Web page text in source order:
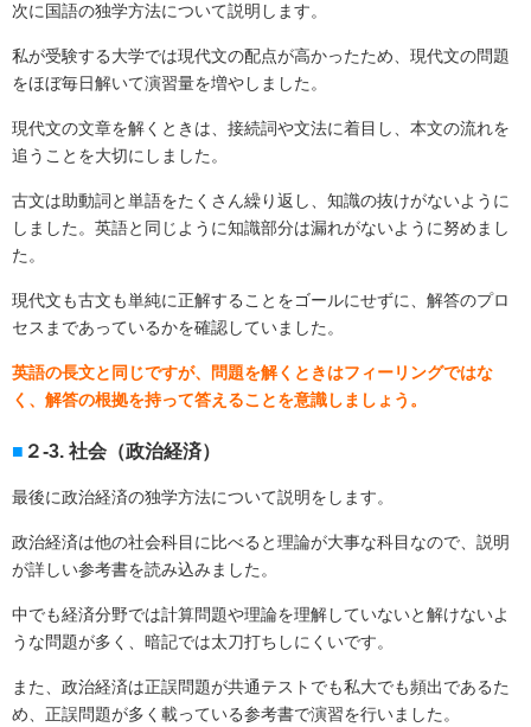
次に国語の独学方法について説明します。
私が受験する大学では現代文の配点が高かったため、現代文の問題
をほぼ毎日解いて演習量を増やしました。
現代文の文章を解くときは、接続詞や文法に着目し、本文の流れを
追うことを大切にしました。
古文は助動詞と単語をたくさん繰り返し、知識の抜けがないように
しました。英語と同じように知識部分は漏れがないように努めまし
た。
現代文も古文も単純に正解することをゴールにせずに、解答のプロ
セスまであっているかを確認していました。
英語の長文と同じですが、問題を解くときはフィーリングではな
く、解答の根拠を持って答えることを意識しましょう。
２-3. 社会（政治経済）
最後に政治経済の独学方法について説明をします。
政治経済は他の社会科目に比べると理論が大事な科目なので、説明
が詳しい参考書を読み込みました。
中でも経済分野では計算問題や理論を理解していないと解けないよ
うな問題が多く、暗記では太刀打ちしにくいです。
また、政治経済は正誤問題が共通テストでも私大でも頻出であるた
め、正誤問題が多く載っている参考書で演習を行いました。